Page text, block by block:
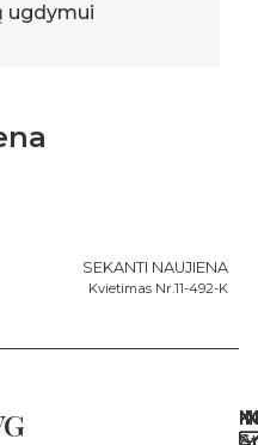
ugdymui
SEKANTI NAUJIENA
Kvietimas Nr.11-492-K